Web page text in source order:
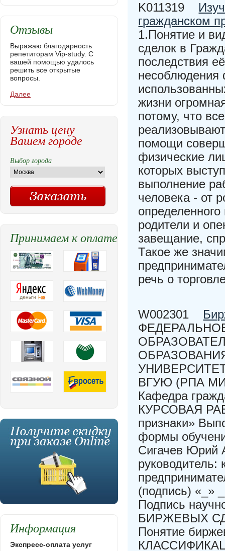
K011319
гражданском
1.Понятие и
сделок в
последствия
несоблюдения
жизни
потому, что
помощи
физические
которых
выполнение
человека - от
родители и
завещание,
Такое же
речь о
W002301
ВГУЮ (РПА
Кафедра
КУРСОВАЯ
признаки»
формы
Сигачев Юрий
(подпись) «_»
Подпись
БИРЖЕВЫХ
Понятие
Отзывы
Выражаю благодарность
репетиторам Vip-study. С
вашей помощью удалось
решить все открытые
вопросы.
Далее
Узнать цену
Вашем городе
Выбор города
Принимаем к оплате
Информация
Экспресс-оплата услуг